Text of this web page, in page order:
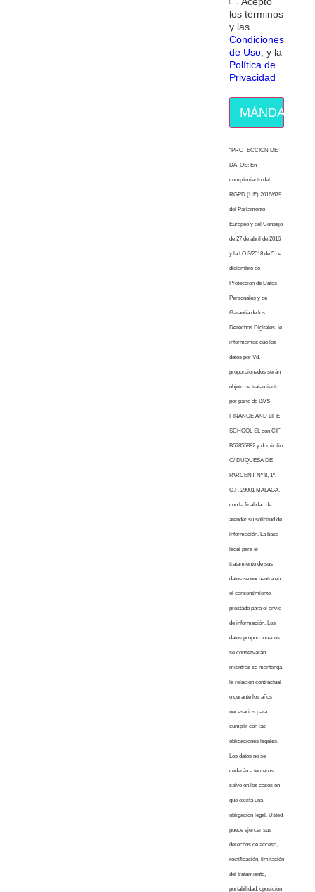
los términos
y las
Condiciones
de Uso , y la
Política de
Privacidad
MÁNDAME
“PROTECCION DE
DATOS: En
cumplimiento del
RGPD (UE) 2016/679
del Parlamento
Europeo y del Consejo
de 27 de abril de 2016
y la LO 3/2018 de 5 de
diciembre de
Protección de Datos
Personales y de
Garantía de los
Derechos Digitales, le
informamos que los
datos por Vd.
proporcionados serán
objeto de tratamiento
por parte de LWS
FINANCE AND LIFE
SCHOOL SL con CIF
B67855882 y domicilio
C/ DUQUESA DE
PARCENT Nº 8, 1º,
C.P. 29001 MALAGA,
con la finalidad de
atender su solicitud de
información. La base
legal para el
tratamiento de sus
datos se encuentra en
el consentimiento
prestado para el envío
de información. Los
datos proporcionados
se conservarán
mientras se mantenga
la relación contractual
o durante los años
necesarios para
cumplir con las
obligaciones legales.
Los datos no se
cederán a terceros
salvo en los casos en
que exista una
obligación legal. Usted
puede ejercer sus
derechos de acceso,
rectificación, limitación
del tratamiento,
portabilidad, oposición